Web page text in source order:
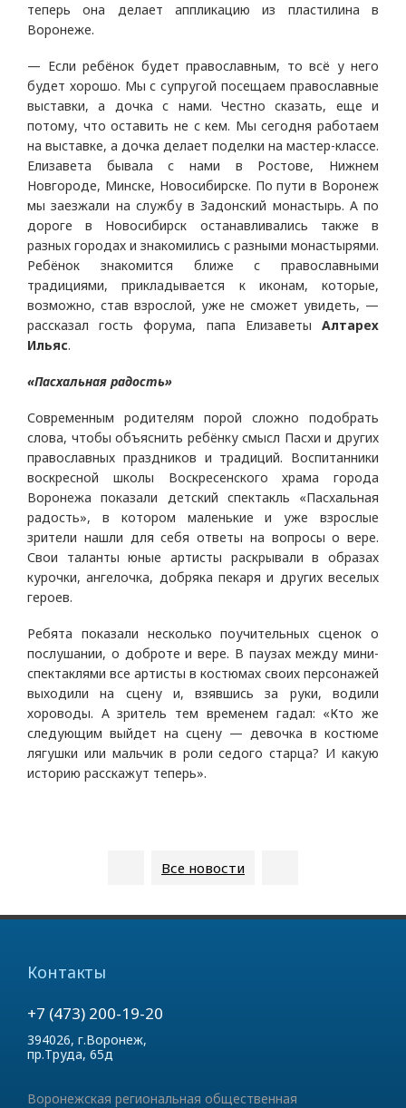
теперь она делает аппликацию из пластилина в
Воронеже.
— Если ребёнок будет православным, то всё у него
будет хорошо. Мы с супругой посещаем православные
выставки, а дочка с нами. Честно сказать, еще и
потому, что оставить не с кем. Мы сегодня работаем
на выставке, а дочка делает поделки на мастер-классе.
Елизавета бывала с нами в Ростове, Нижнем
Новгороде, Минске, Новосибирске. По пути в Воронеж
мы заезжали на службу в Задонский монастырь. А по
дороге в Новосибирск останавливались также в
разных городах и знакомились с разными монастырями.
Ребёнок знакомится ближе с православными
традициями, прикладывается к иконам, которые,
возможно, став взрослой, уже не сможет увидеть, —
рассказал гость форума, папа Елизаветы Алтарех
Ильяс.
«Пасхальная радость»
Современным родителям порой сложно подобрать
слова, чтобы объяснить ребёнку смысл Пасхи и других
православных праздников и традиций. Воспитанники
воскресной школы Воскресенского храма города
Воронежа показали детский спектакль «Пасхальная
радость», в котором маленькие и уже взрослые
зрители нашли для себя ответы на вопросы о вере.
Свои таланты юные артисты раскрывали в образах
курочки, ангелочка, добряка пекаря и других веселых
героев.
Ребята показали несколько поучительных сценок о
послушании, о доброте и вере. В паузах между мини-
спектаклями все артисты в костюмах своих персонажей
выходили на сцену и, взявшись за руки, водили
хороводы. А зритель тем временем гадал: «Кто же
следующим выйдет на сцену — девочка в костюме
лягушки или мальчик в роли седого старца? И какую
историю расскажут теперь».
Все новости
Контакты
+7 (473) 200-19-20
394026, г.Воронеж,
пр.Труда, 65д
Воронежская региональная общественная